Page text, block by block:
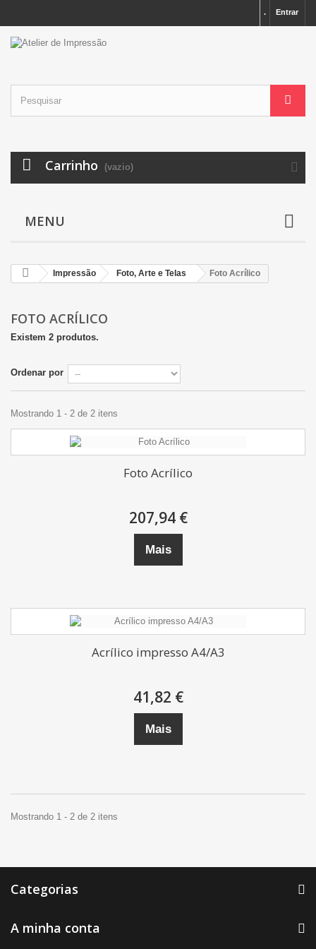
Entrar
.
Carrinho (vazio)
MENU
Impressão Foto, Arte e Telas Foto Acrílico
FOTO ACRÍLICO
Existem 2 produtos.
Ordenar por
Mostrando 1 - 2 de 2 itens
Foto Acrílico
207,94 €
Mais
Acrílico impresso A4/A3
41,82 €
Mais
Mostrando 1 - 2 de 2 itens
Categorias
A minha conta